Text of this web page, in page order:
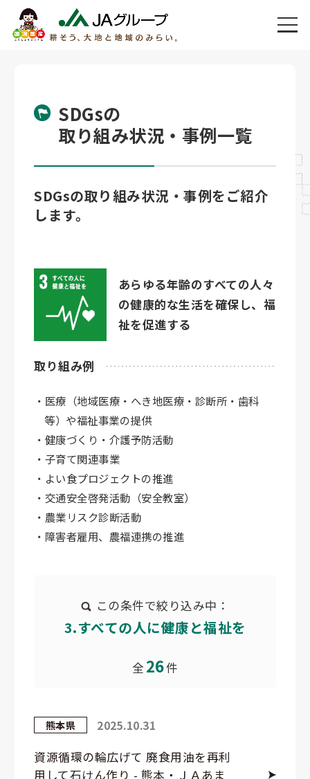
SDGsの
取り組み状況・事例一覧
SDGsの取り組み状況・事例をご紹介
します。
あらゆる年齢のすべての人々
の健康的な生活を確保し、福
祉を促進する
取り組み例
・医療（地域医療・へき地医療・診断所・歯科
等）や福祉事業の提供
・健康づくり・介護予防活動
・子育て関連事業
・よい食プロジェクトの推進
・交通安全啓発活動（安全教室）
・農業リスク診断活動
・障害者雇用、農福連携の推進
この条件で絞り込み中：
3.すべての人に健康と福祉を
全 26件
熊本県 2025.10.31
資源循環の輪広げて 廃食用油を再利
用して石けん作り - 熊本・ＪＡあま